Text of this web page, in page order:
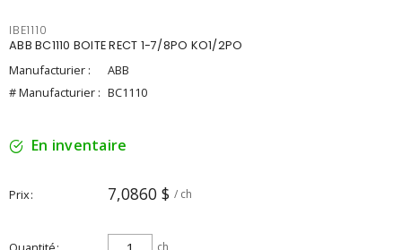
IBE1110
ABB BC1110 BOITE RECT 1-7/8PO KO1/2PO
Manufacturier :
ABB
# Manufacturier : BC1110
En inventaire
Prix 7,0860 $ / ch
ch